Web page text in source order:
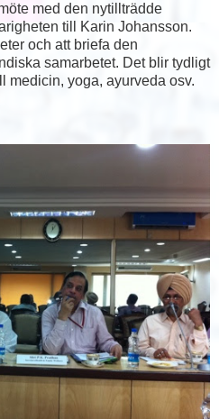
med den nytillträdde
till Karin Johansson.
och att briefa den
samarbetet. Det blir tydligt
medicin, yoga, ayurveda osv.